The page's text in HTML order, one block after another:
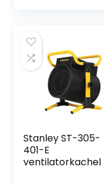
Stanley ST-305-
401-E
ventilatorkachel